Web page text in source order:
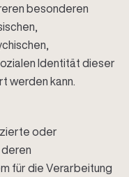
besonderen
Identität dieser
werden kann.
oder
für die Verarbeitung